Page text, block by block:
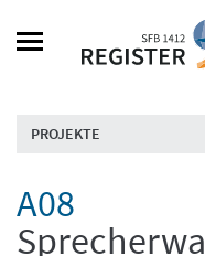
PROJEKTE
A08